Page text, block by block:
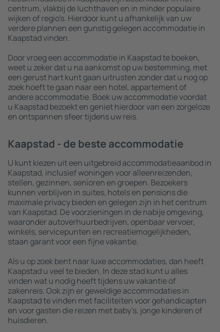
centrum, vlakbij de luchthaven en in minder populaire
wijken of regio's. Hierdoor kunt u afhankelijk van uw
verdere plannen een gunstig gelegen accommodatie in
Kaapstad vinden.
Door vroeg een accommodatie in Kaapstad te boeken,
weet u zeker dat u na aankomst op uw bestemming, met
een gerust hart kunt gaan uitrusten zonder dat u nog op
zoek hoeft te gaan naar een hotel, appartement of
andere accommodatie. Boek uw accommodatie voordat
u Kaapstad bezoekt en geniet hierdoor van een zorgeloze
en ontspannen sfeer tijdens uw reis.
Kaapstad - de beste accommodatie
U kunt kiezen uit een uitgebreid accommodatieaanbod in
Kaapstad, inclusief woningen voor alleenreizenden,
stellen, gezinnen, senioren en groepen. Bezoekers
kunnen verblijven in suites, hotels en pensions die
maximale privacy bieden en gelegen zijn in het centrum
van Kaapstad. De voorzieningen in de nabije omgeving,
waaronder autoverhuurbedrijven, openbaar vervoer,
winkels, servicepunten en recreatiemogelijkheden,
staan garant voor een fijne vakantie.
Als u op zoek bent naar luxe accommodaties, dan heeft
Kaapstad u veel te bieden. In deze stad kunt u alles
vinden wat u nodig heeft tijdens uw vakantie of
zakenreis. Ook zijn er geweldige accommodaties in
Kaapstad te vinden met faciliteiten voor gehandicapten
en voor gasten die reizen met baby’s, jonge kinderen of
huisdieren.